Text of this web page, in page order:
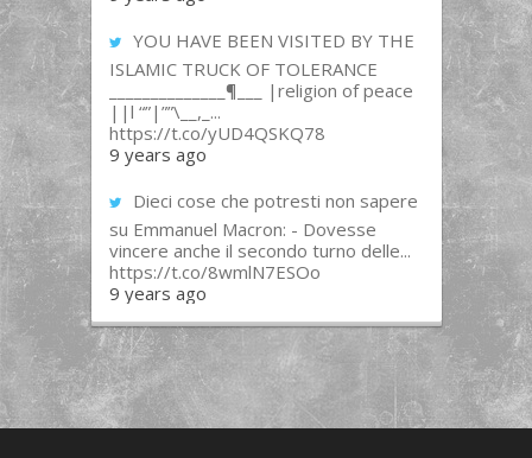
YOU HAVE BEEN VISITED BY THE
ISLAMIC TRUCK OF TOLERANCE
______________¶___ |religion of peace
||l “”|””\__,_...
https://t.co/yUD4QSKQ78
9 years ago
Dieci cose che potresti non sapere
su Emmanuel Macron: - Dovesse
vincere anche il secondo turno delle...
https://t.co/8wmlN7ESOo
9 years ago